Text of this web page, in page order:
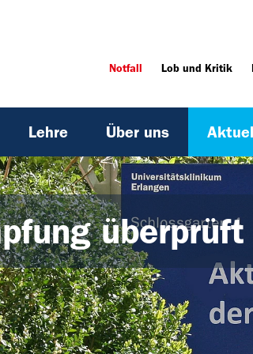
Notfall Lob und Kritik
Lehre Über uns
überprüft